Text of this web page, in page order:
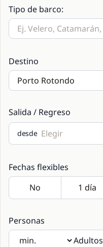
Tipo de barco:
Destino
Salida / Regreso
desde
Fechas flexibles
Personas
Adultos